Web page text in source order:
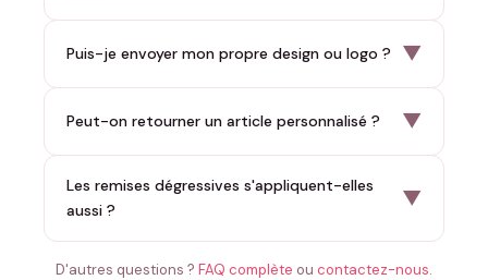
Puis-je envoyer mon propre design ou logo ? ▼
Peut-on retourner un article personnalisé ? ▼
Les remises dégressives s'appliquent-elles
aussi ?
▼
D'autres questions ? FAQ complète ou contactez-nous.